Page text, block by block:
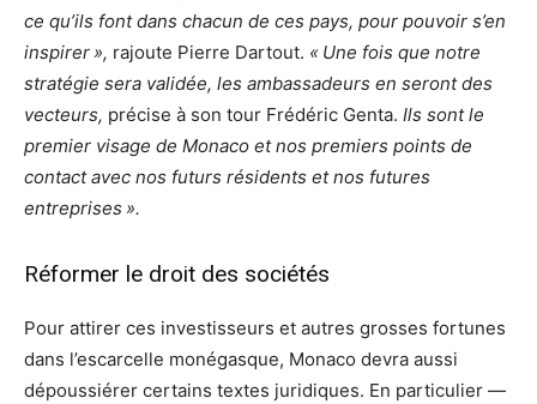
ce qu’ils font dans chacun de ces pays, pour pouvoir s’en
inspirer », rajoute Pierre Dartout. « Une fois que notre
stratégie sera validée, les ambassadeurs en seront des
vecteurs, précise à son tour Frédéric Genta. Ils sont le
premier visage de Monaco et nos premiers points de
contact avec nos futurs résidents et nos futures
entreprises ».
Réformer le droit des sociétés
Pour attirer ces investisseurs et autres grosses fortunes
dans l’escarcelle monégasque, Monaco devra aussi
dépoussiérer certains textes juridiques. En particulier —